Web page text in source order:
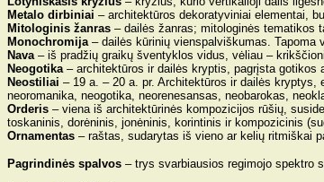
Metalo dirbiniai – architektūros dekoratyviniai elementai,
Mitologinis žanras – dailės žanras; mitologinės tematikos
Monochromija– dailės kūrinių vienspalviškumas. Tapoma
Nava – iš pradžių graikų šventyklos vidus, vėliau –
Neogotika – architektūros ir dailės kryptis, pagrįsta
Neostiliai – 19 a. – 20 a. pr. Architektūros ir dailės
neoromanika, neogotika, neorenesansas, neobarokas,
Orderis – viena iš architektūrinės kompozicijos rūšių,
toskaninis, dorėninis, jonėninis, korintinis ir kompozicinis
Ornamentas – raštas, sudarytas iš vieno ar kelių ritmiškai
Pagrindinės spalvos – trys svarbiausios regimojo spektro